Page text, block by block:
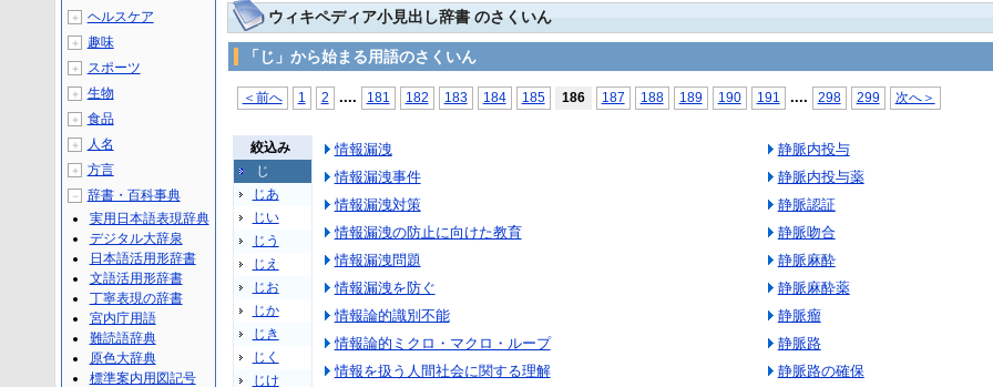
ウィキペディア小見出し辞書 のさくいん
「じ」から始まる用語のさくいん
＜前へ 1 2 .... 181 182 183 184 185 186 187 188 189 190 191 .... 298 299 次へ＞
絞込み
じ
じあ
じい
じう
じえ
じお
じか
じき
じく
じけ
情報漏洩
情報漏洩事件
情報漏洩対策
情報漏洩の防止に向けた教育
情報漏洩問題
情報漏洩を防ぐ
情報論的識別不能
情報論的ミクロ・マクロ・ループ
情報を扱う人間社会に関する理解
静脈内投与
静脈内投与薬
静脈認証
静脈吻合
静脈麻酔
静脈麻酔薬
静脈瘤
静脈路
静脈路の確保
＋ ヘルスケア
＋ 趣味
＋ スポーツ
＋ 生物
＋ 食品
＋ 人名
＋ 方言
－
辞書・百科事典
実用日本語表現辞典
デジタル大辞泉
日本語活用形辞書
文語活用形辞書
丁寧表現の辞書
宮内庁用語
難読語辞典
原色大辞典
標準案内用図記号